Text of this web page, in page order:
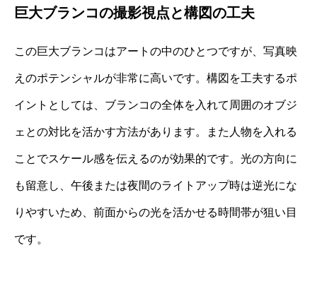
巨大ブランコの撮影視点と構図の工夫
この巨大ブランコはアートの中のひとつですが、写真映
えのポテンシャルが非常に高いです。構図を工夫するポ
イントとしては、ブランコの全体を入れて周囲のオブジ
ェとの対比を活かす方法があります。また人物を入れる
ことでスケール感を伝えるのが効果的です。光の方向に
も留意し、午後または夜間のライトアップ時は逆光にな
りやすいため、前面からの光を活かせる時間帯が狙い目
です。